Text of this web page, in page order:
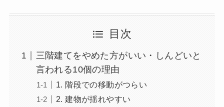
目次
三階建てをやめた方がいい・しんどいと
言われる10個の理由
1. 階段での移動がつらい
2. 建物が揺れやすい